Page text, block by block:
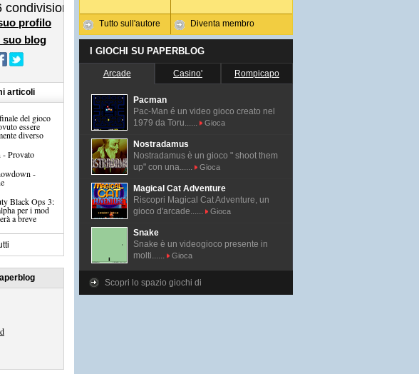
condivisioni
profilo
suo blog
articoli
del gioco
essere
diverso
- Provato
-
Black Ops 3:
per i mod
a breve
Tutto sull'autore Diventa membro
I GIOCHI SU PAPERBLOG
Arcade Casino' Rompicapo
Pacman
Pac-Man é un video gioco creato nel
1979 da Toru......
Gioca
Nostradamus
Nostradamus è un gioco " shoot them
up" con una......
Gioca
Magical Cat Adventure
Riscopri Magical Cat Adventure, un
gioco d'arcade......
Gioca
Snake
Snake è un videogioco presente in
molti......
Gioca
Scopri lo spazio giochi di